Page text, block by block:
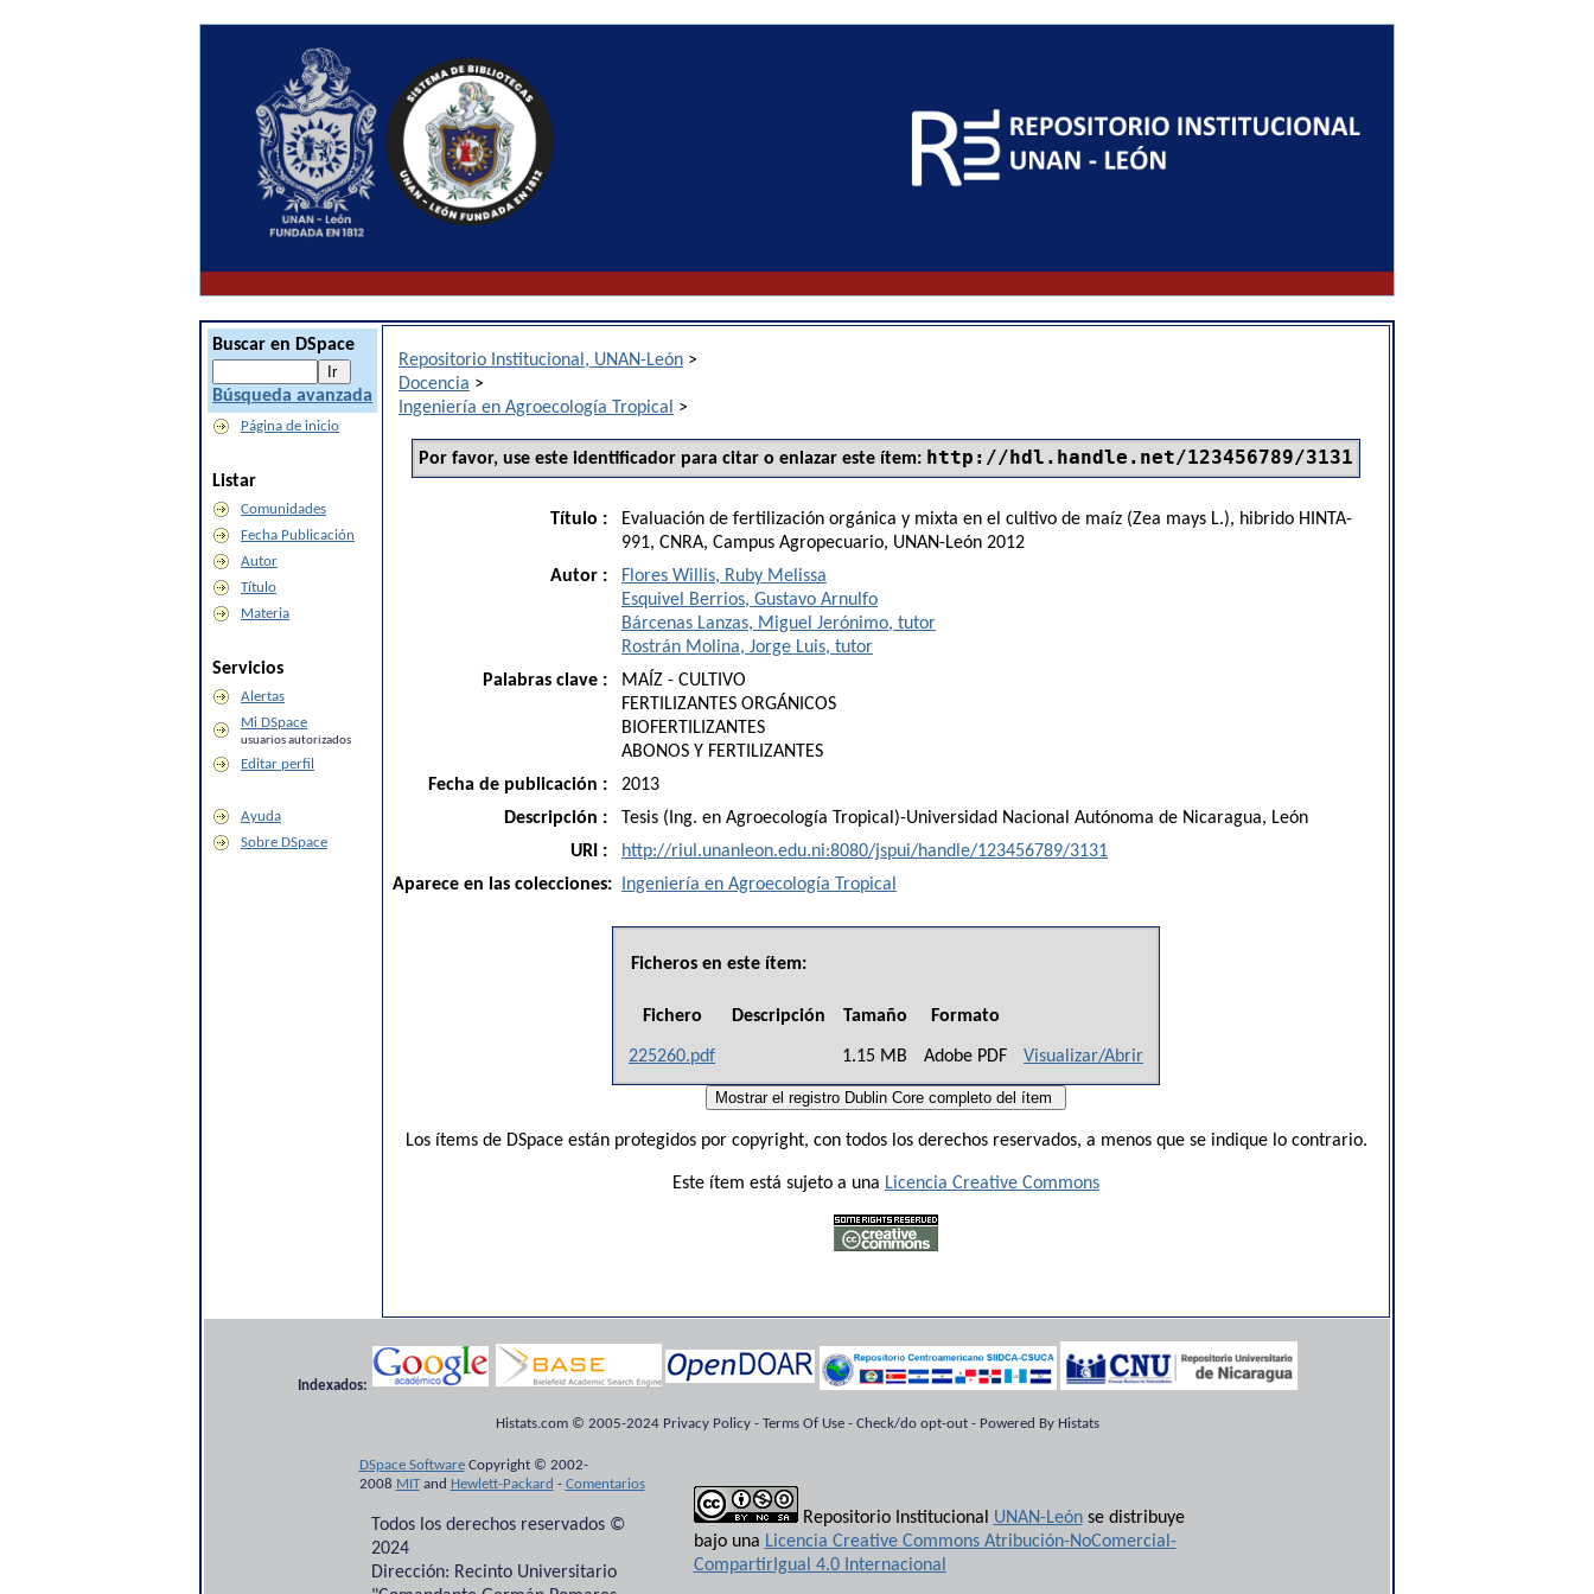
Buscar en DSpace
Búsqueda avanzada
Página de inicio
Listar
Comunidades
Fecha Publicación
Autor
Título
Materia
Servicios
Alertas
Mi DSpace
usuarios autorizados
Editar perfil
Ayuda
Sobre DSpace
Repositorio Institucional, UNAN-León >
Docencia >
Ingeniería en Agroecología Tropical
>
Por favor, use este identificador para citar o enlazar este ítem: http://hdl.handle.net/123456789/3131
Título :
Evaluación de fertilización orgánica y mixta en el cultivo de maíz (Zea mays L.), hibrido HINTA-
991, CNRA, Campus Agropecuario, UNAN-León 2012
Autor :
Flores Willis, Ruby Melissa
Esquivel Berrios, Gustavo Arnulfo
Bárcenas Lanzas, Miguel Jerónimo, tutor
Rostrán Molina, Jorge Luis, tutor
Palabras clave :
MAÍZ - CULTIVO
FERTILIZANTES ORGÁNICOS
BIOFERTILIZANTES
ABONOS Y FERTILIZANTES
Fecha de publicación :
2013
Descripción :
Tesis (Ing. en Agroecología Tropical)-Universidad Nacional Autónoma de Nicaragua, León
URI :
http://riul.unanleon.edu.ni:8080/jspui/handle/123456789/3131
Aparece en las colecciones:
Ingeniería en Agroecología Tropical
Ficheros en este ítem:
Fichero Descripción Tamaño Formato
225260.pdf 1.15 MB Adobe PDF Visualizar/Abrir
Los ítems de DSpace están protegidos por copyright, con todos los derechos reservados, a menos que se indique lo contrario.
Este ítem está sujeto a una Licencia Creative Commons
Indexados:
Histats.com © 2005-2024 Privacy Policy - Terms Of Use - Check/do opt-out - Powered By Histats
DSpace SoftwareCopyright © 2002-
2008 MITand Hewlett-Packard - Comentarios
Todos los derechos reservados ©
2024
Dirección: Recinto Universitario
Repositorio Institucional UNAN-Leónse distribuye
bajo una Licencia Creative Commons Atribución-NoComercial-
CompartirIgual 4.0 Internacional